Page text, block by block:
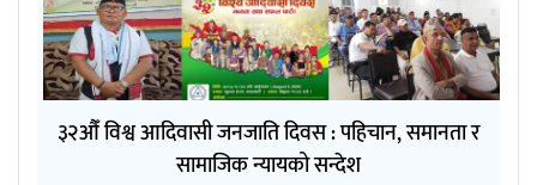
३२औँ विश्व आदिवासी जनजाति दिवस : पहिचान, समानता र
सामाजिक न्यायको सन्देश